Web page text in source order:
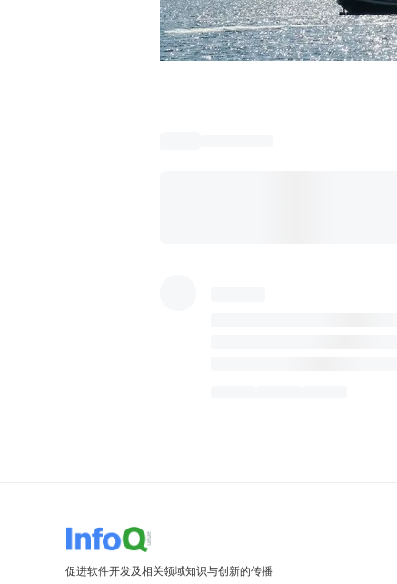
促进软件开发及相关领域知识与创新的传播